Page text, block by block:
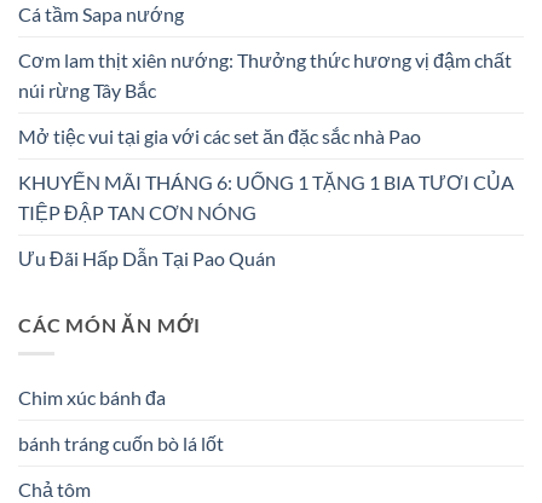
Cá tầm Sapa nướng
Cơm lam thịt xiên nướng: Thưởng thức hương vị đậm chất
núi rừng Tây Bắc
Mở tiệc vui tại gia với các set ăn đặc sắc nhà Pao
KHUYẾN MÃI THÁNG 6: UỐNG 1 TẶNG 1 BIA TƯƠI CỦA
TIỆP ĐẬP TAN CƠN NÓNG
Ưu Đãi Hấp Dẫn Tại Pao Quán
CÁC MÓN ĂN MỚI
Chim xúc bánh đa
bánh tráng cuốn bò lá lốt
Chả tôm